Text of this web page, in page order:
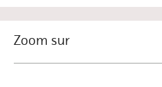
Zoom sur